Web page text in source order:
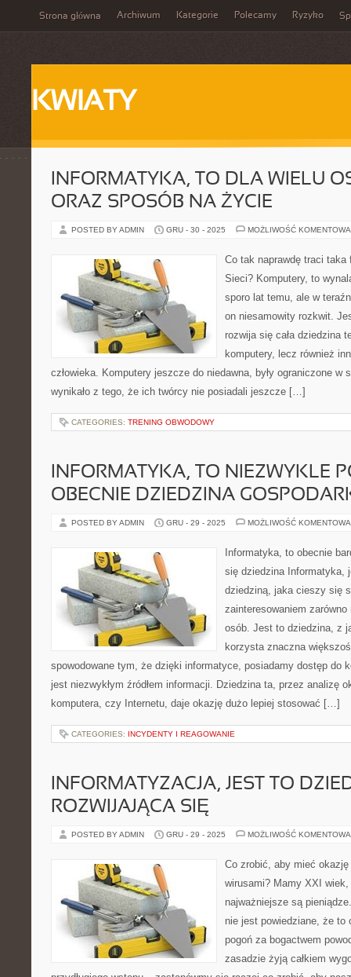
Strona główna Archiwum Kategorie Polecamy Ryzyko
KWIATY
INFORMATYKA, TO DLA WIELU
ORAZ SPOSÓB NA ŻYCIE
POSTED BY ADMIN GRU - 30 - 2025 MOŻLIWOŚĆ
Co tak naprawdę traci
Sieci? Komputery, to
sporo lat temu, ale w
on niesamowity rozkwit.
rozwija się cała dziedzina
komputery, lecz również
człowieka. Komputery jeszcze do niedawna, były ograniczone w
wynikało z tego, że ich twórcy nie posiadali jeszcze […]
CATEGORIES: TRENING OBWODOWY
INFORMATYKA, TO NIEZWYKLE
OBECNIE DZIEDZINA
POSTED BY ADMIN GRU - 29 - 2025 MOŻLIWOŚĆ
Informatyka, to obecnie
się dziedzina Informatyka,
dziedziną, jaka cieszy się
zainteresowaniem
osób. Jest to dziedzina, z
korzysta znaczna
spowodowane tym, że dzięki informatyce, posiadamy dostęp do
jest niezwykłym źródłem informacji. Dziedzina ta, przez analizę
komputera, czy Internetu, daje okazję dużo lepiej stosować […]
CATEGORIES: INCYDENTY I REAGOWANIE
INFORMATYZACJA, JEST TO
ROZWIJAJĄCA SIĘ
POSTED BY ADMIN GRU - 29 - 2025 MOŻLIWOŚĆ
Co zrobić, aby mieć
wirusami? Mamy XXI
najważniejsze są
nie jest powiedziane, że to
pogoń za bogactwem
zasadzie żyją całkiem